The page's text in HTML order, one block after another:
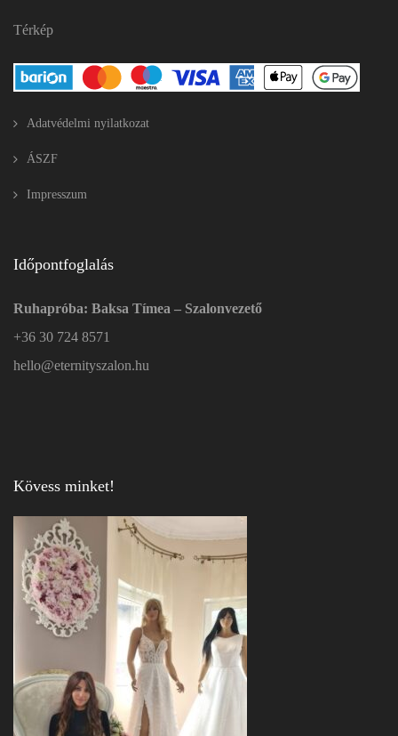
Térkép
Adatvédelmi nyilatkozat
ÁSZF
Impresszum
Időpontfoglalás
Ruhapróba: Baksa Tímea – Szalonvezető
+36 30 724 8571
hello@eternityszalon.hu
Kövess minket!